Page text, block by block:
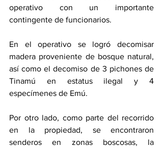
operativo con un importante
contingente de funcionarios.
En el operativo se logró decomisar
madera proveniente de bosque natural,
así como el decomiso de 3 pichones de
Tinamú en estatus ilegal y 4
especímenes de Emú.
Por otro lado, como parte del recorrido
en la propiedad, se encontraron
senderos en zonas boscosas, la